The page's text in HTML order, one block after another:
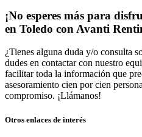
¡No esperes más para
en Toledo con Avanti
¿Tienes alguna duda y/o consulta
dudes en contactar con nuestro
facilitar toda la información que
asesoramiento cien por cien
compromiso. ¡Llámanos!
Otros enlaces de interés